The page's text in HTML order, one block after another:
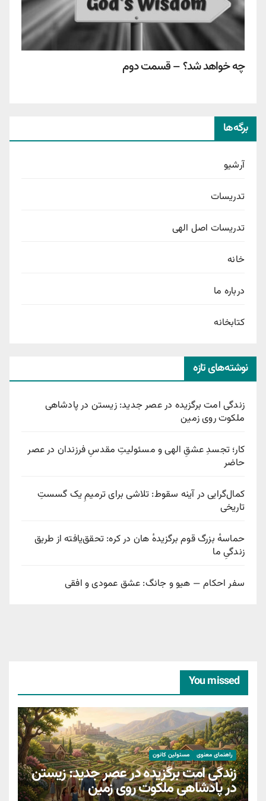
چه خواهد شد؟ – قسمت دوم
برگه‌ها
آرشیو
تدریسات
تدریسات اصل الهی
خانه
درباره ما
کتابخانه
نوشته‌های تازه
زندگی امت برگزیده در عصر جدید: زیستن در پادشاهی
ملکوت روی زمین
کار؛ تجسدِ عشقِ الهی و مسئولیتِ مقدسِ فرزندان در عصر
حاضر
کمال‌گرایی در آینه سقوط: تلاشی برای ترمیمِ یک گسستِ
تاریخی
حماسهٔ بزرگ قوم برگزیدهٔ هان در کره: تحقق‌یافته از طریق
زندگیِ ما
سفر احکام — هیو و جانگ: عشق عمودی و افقی
You missed
راهنمای معنوی مسئولین کانون
زندگی امت برگزیده در عصر جدید: زیستن
در پادشاهی ملکوت روی زمین